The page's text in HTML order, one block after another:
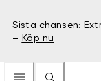
Sista chansen:
– Köp nu